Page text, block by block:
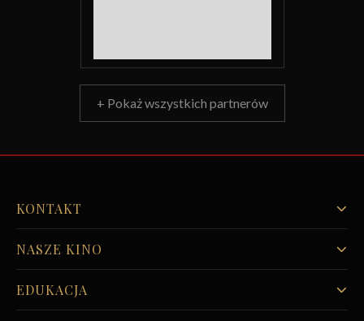
+ Pokaż wszystkich partnerów
KONTAKT
NASZE KINO
EDUKACJA